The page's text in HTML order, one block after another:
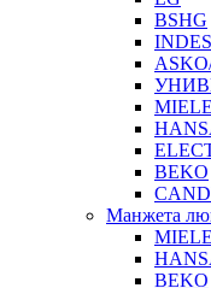
BSHG
MIELE
BEKO
Манжета
MIELE
BEKO